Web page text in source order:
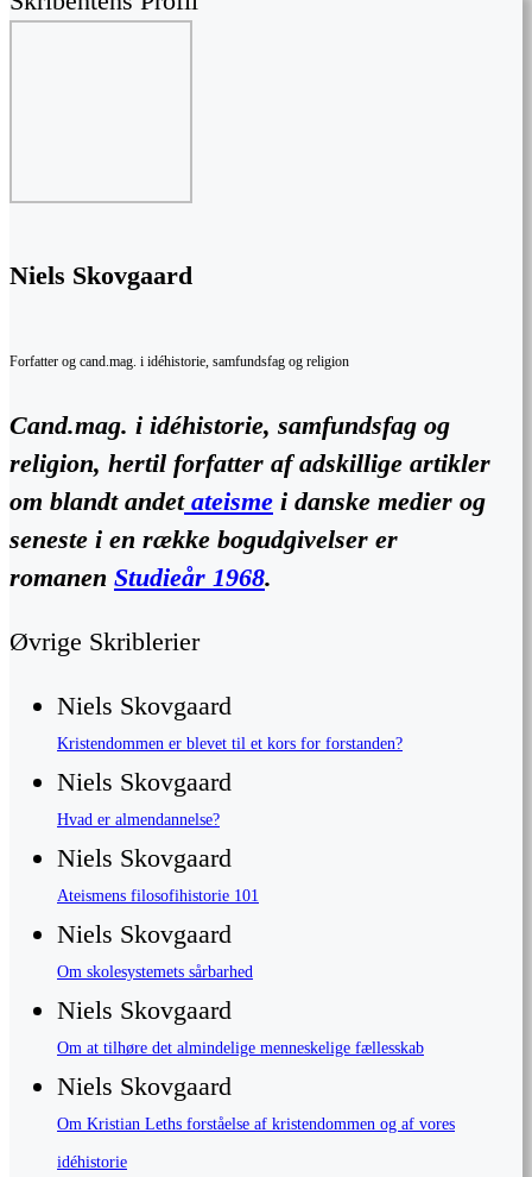
Niels Skovgaard
Forfatter og cand.mag. i idéhistorie, samfundsfag og religion
Cand.mag. i idéhistorie, samfundsfag og
religion, hertil forfatter af adskillige artikler
om blandt andetateisme i danske medier og
seneste i en række bogudgivelser er
romanen Studieår 1968.
Øvrige Skriblerier
Niels Skovgaard
Kristendommen er blevet til et kors for forstanden?
Niels Skovgaard
Hvad er almendannelse?
Niels Skovgaard
Ateismens filosofihistorie 101
Niels Skovgaard
Om skolesystemets sårbarhed
Niels Skovgaard
Om at tilhøre det almindelige menneskelige fællesskab
Niels Skovgaard
Om Kristian Leths forståelse af kristendommen og af vores
idéhistorie